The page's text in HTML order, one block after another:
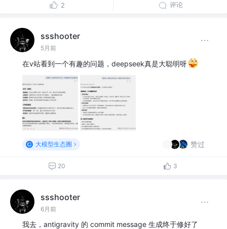
2 评论
ssshooter
5月前
在v站看到一个有趣的问题，deepseek真是大聪明呀
大模型生态圈 赞过
20 3
ssshooter
6月前
我去，antigravity 的 commit message 生成终于修好了